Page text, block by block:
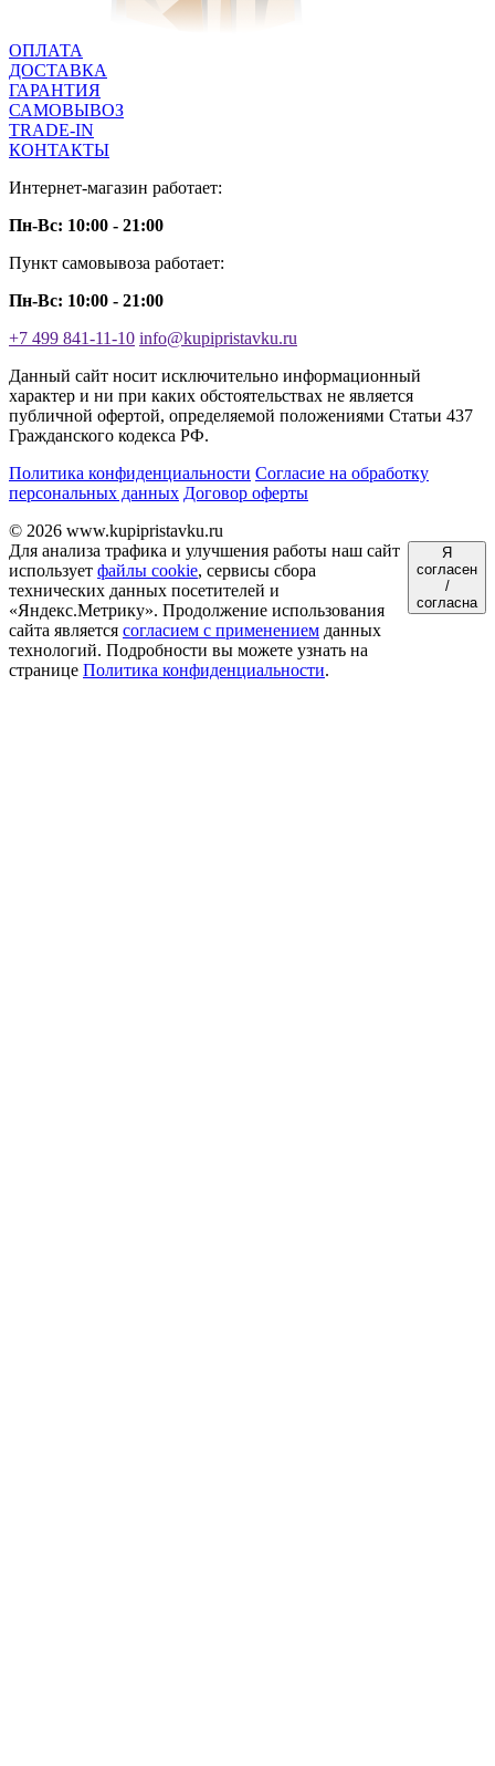
ОПЛАТА
ДОСТАВКА
ГАРАНТИЯ
САМОВЫВОЗ
TRADE-IN
КОНТАКТЫ
Интернет-магазин работает:
Пн-Вс: 10:00 - 21:00
Пункт самовывоза работает:
Пн-Вс: 10:00 - 21:00
+7 499 841-11-10 info@kupipristavku.ru
Данный сайт носит исключительно информационный
характер и ни при каких обстоятельствах не является
публичной офертой, определяемой положениями Статьи 437
Гражданского кодекса РФ.
Политика конфиденциальности Согласие на обработку
персональных данных Договор оферты
© 2026 www.kupipristavku.ru
Для анализа трафика и улучшения работы наш сайт
использует файлы cookie, сервисы сбора
технических данных посетителей и
«Яндекс.Метрику». Продолжение использования
сайта является согласием с применением данных
технологий. Подробности вы можете узнать на
странице Политика конфиденциальности.
Я
согласен
/
согласна